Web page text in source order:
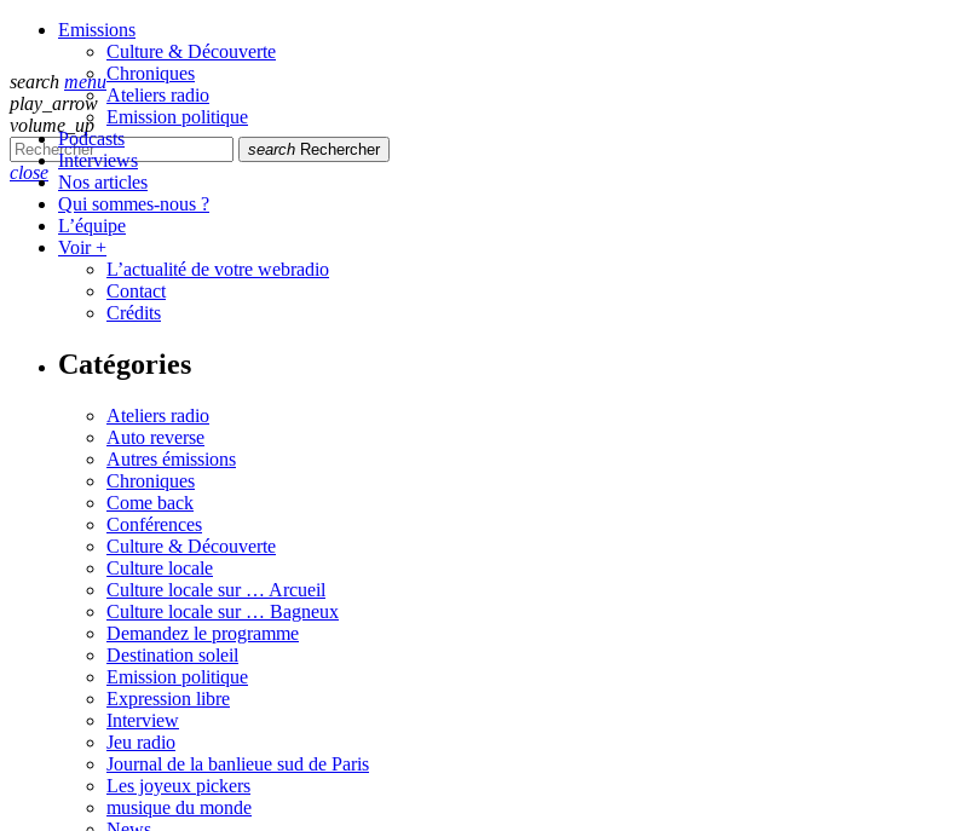
search menu
play_arrow
volume_up
search Rechercher
close
Emissions
Culture & Découverte
Chroniques
Ateliers radio
Emission politique
Podcasts
Interviews
Nos articles
Qui sommes-nous ?
L’équipe
Voir +
L’actualité de votre webradio
Contact
Crédits
Catégories
Ateliers radio
Auto reverse
Autres émissions
Chroniques
Come back
Conférences
Culture & Découverte
Culture locale
Culture locale sur … Arcueil
Culture locale sur … Bagneux
Demandez le programme
Destination soleil
Emission politique
Expression libre
Interview
Jeu radio
Journal de la banlieue sud de Paris
Les joyeux pickers
musique du monde